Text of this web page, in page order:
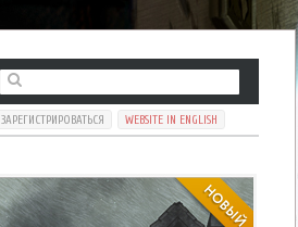
ЗАРЕГИСТРИРОВАТЬСЯ WEBSITE IN ENGLISH